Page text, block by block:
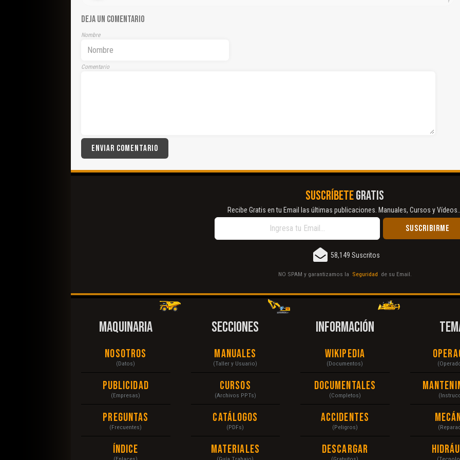
DEJA UN COMENTARIO
Nombre
Comentario
SUSCRÍBETEGRATIS
Recibe Gratis en tu Email las últimas publicaciones. Manuales, Cursos y
58,149 Suscritos
NO SPAM y garantizamos la Seguridad de su Email.
MAQUINARIA
Nosotros
(Datos)
Publicidad
(Empresas)
Preguntas
(Frecuentes)
Índice
SECCIONES
Manuales
(Taller y Usuario)
Cursos
(Archivos PPTs)
Catálogos
(PDFs)
Materiales
INFORMACIÓN
Wikipedia
(Documentos)
Documentales
(Completos)
Accidentes
(Peligros)
Descargar